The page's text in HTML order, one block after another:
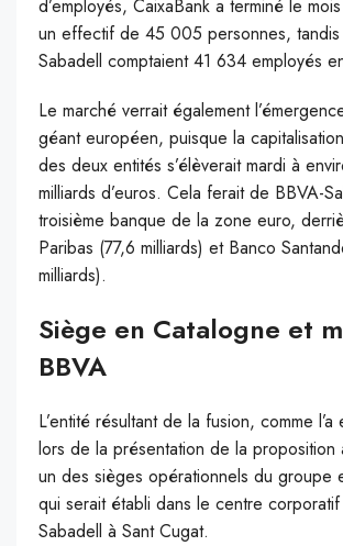
d’employés, CaixaBank a terminé le
un effectif de 45 005 personnes,
Sabadell comptaient 41 634 employés
Le marché verrait également
géant européen, puisque la
des deux entités s’élèverait mardi à
milliards d’euros. Cela ferait de BBVA-
troisième banque de la zone euro,
Paribas (77,6 milliards) et Banco
milliards).
Siège en Catalogne et
BBVA
L’entité résultant de la fusion, comme
lors de la présentation de la proposition
un des sièges opérationnels du groupe
qui serait établi dans le centre
Sabadell à Sant Cugat.